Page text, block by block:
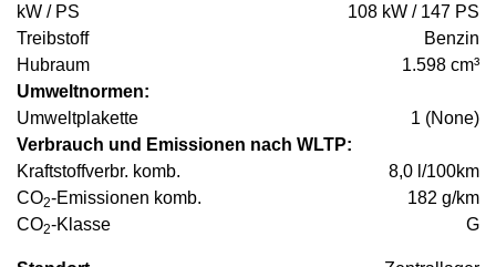
kW / PS
108 kW / 147 PS
Treibstoff
Benzin
Hubraum
1.598 cm³
Umweltnormen:
Umweltplakette
1 (None)
Verbrauch und Emissionen nach WLTP:
Kraftstoffverbr. komb.
8,0 l/100km
CO2-Emissionen komb.
182 g/km
CO2-Klasse G